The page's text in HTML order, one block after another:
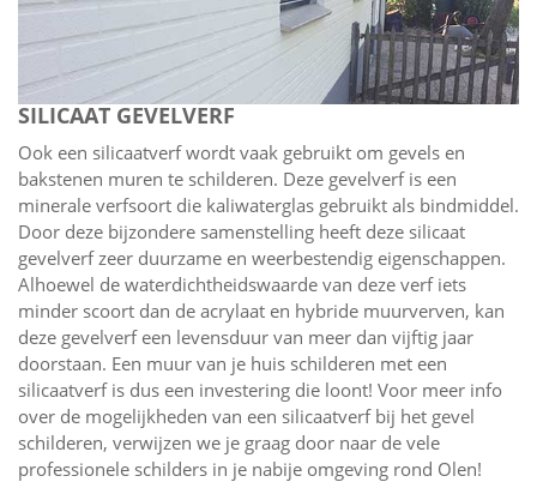
SILICAAT GEVELVERF
Ook een silicaatverf wordt vaak gebruikt om gevels en
bakstenen muren te schilderen. Deze gevelverf is een
minerale verfsoort die kaliwaterglas gebruikt als bindmiddel.
Door deze bijzondere samenstelling heeft deze silicaat
gevelverf zeer duurzame en weerbestendig eigenschappen.
Alhoewel de waterdichtheidswaarde van deze verf iets
minder scoort dan de acrylaat en hybride muurverven, kan
deze gevelverf een levensduur van meer dan vijftig jaar
doorstaan. Een muur van je huis schilderen met een
silicaatverf is dus een investering die loont! Voor meer info
over de mogelijkheden van een silicaatverf bij het gevel
schilderen, verwijzen we je graag door naar de vele
professionele schilders in je nabije omgeving rond Olen!